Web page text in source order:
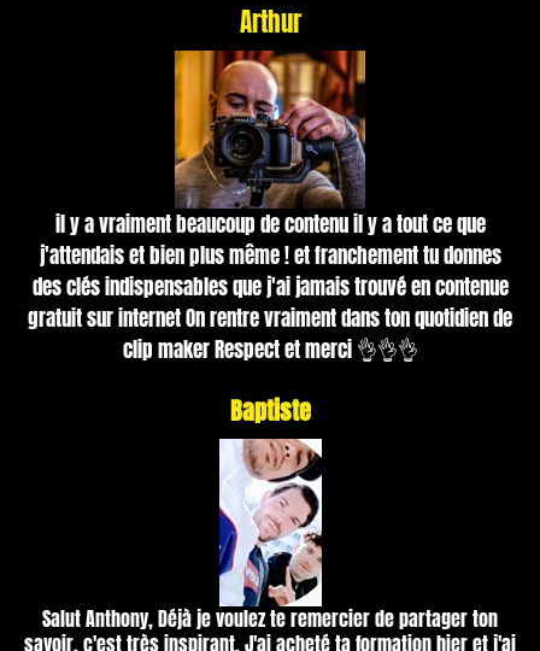
Arthur
il y a vraiment beaucoup de contenu il y a tout ce que
j'attendais et bien plus même ! et franchement tu donnes
des clés indispensables que j'ai jamais trouvé en contenue
gratuit sur internet On rentre vraiment dans ton quotidien de
clip maker Respect et merci 👌👌👌
Baptiste
Salut Anthony, Déjà je voulez te remercier de partager ton
savoir, c'est très inspirant. J'ai acheté ta formation hier et j'ai